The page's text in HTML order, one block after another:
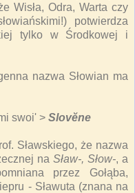
Wisła, Odra, Warta czy
potwierdza
tylko w Środkowej i
nazwa Słowian ma
swoi' > Slovĕne
Sławskiego, że nazwa
na Sław-, Słow-, a
przez Gołąba,
- Sławuta (znana na